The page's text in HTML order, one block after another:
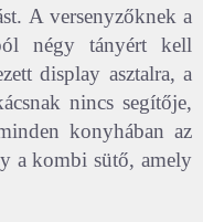
A versenyzőknek a
négy tányért kell
display asztalra, a
nincs segítője,
konyhában az
a kombi sütő, amely